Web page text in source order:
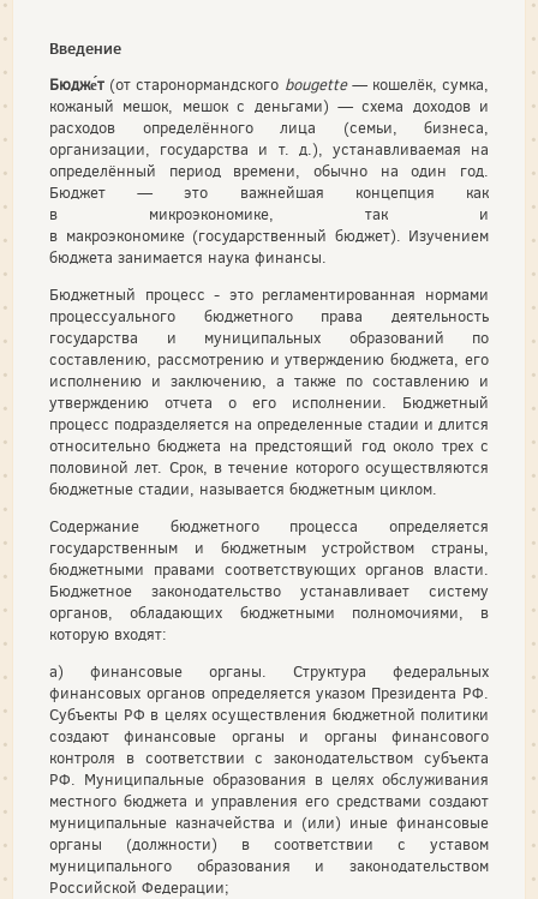
Введение
Бюдже́т (от старонормандского bougette— кошелёк, сумка,
кожаный мешок, мешок с деньгами) — схема доходов и
расходов определённого лица (семьи, бизнеса,
организации, государства и т. д.), устанавливаемая на
определённый период времени, обычно на один год.
Бюджет — это важнейшая концепция как
в микроэкономике, так и
в макроэкономике (государственный бюджет). Изучением
бюджета занимается наука финансы.
Бюджетный процесс - это регламентированная нормами
процессуального бюджетного права деятельность
государства и муниципальных образований по
составлению, рассмотрению и утверждению бюджета, его
исполнению и заключению, а также по составлению и
утверждению отчета о его исполнении. Бюджетный
процесс подразделяется на определенные стадии и длится
относительно бюджета на предстоящий год около трех с
половиной лет. Срок, в течение которого осуществляются
бюджетные стадии, называется бюджетным циклом.
Содержание бюджетного процесса определяется
государственным и бюджетным устройством страны,
бюджетными правами соответствующих органов власти.
Бюджетное законодательство устанавливает систему
органов, обладающих бюджетными полномочиями, в
которую входят:
а) финансовые органы. Структура федеральных
финансовых органов определяется указом Президента РФ.
Субъекты РФ в целях осуществления бюджетной политики
создают финансовые органы и органы финансового
контроля в соответствии с законодательством субъекта
РФ. Муниципальные образования в целях обслуживания
местного бюджета и управления его средствами создают
муниципальные казначейства и (или) иные финансовые
органы (должности) в соответствии с уставом
муниципального образования и законодательством
Российской Федерации;